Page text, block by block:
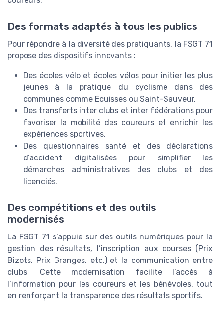
Des formats adaptés à tous les publics
Pour répondre à la diversité des pratiquants, la FSGT 71
propose des dispositifs innovants :
Des écoles vélo et écoles vélos pour initier les plus
jeunes à la pratique du cyclisme dans des
communes comme Ecuisses ou Saint-Sauveur.
Des transferts inter clubs et inter fédérations pour
favoriser la mobilité des coureurs et enrichir les
expériences sportives.
Des questionnaires santé et des déclarations
d’accident digitalisées pour simplifier les
démarches administratives des clubs et des
licenciés.
Des compétitions et des outils
modernisés
La FSGT 71 s’appuie sur des outils numériques pour la
gestion des résultats, l’inscription aux courses (Prix
Bizots, Prix Granges, etc.) et la communication entre
clubs. Cette modernisation facilite l’accès à
l’information pour les coureurs et les bénévoles, tout
en renforçant la transparence des résultats sportifs.